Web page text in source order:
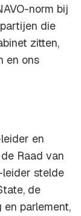
norm bij
die
zitten,
en ons
en
Raad van
stelde
de
parlement,